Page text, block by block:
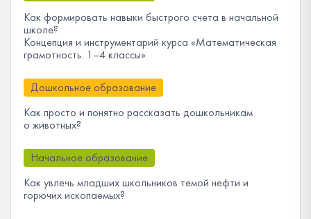
Как формировать навыки быстрого счета в начальной
школе?
Концепция и инструментарий курса «Математическая
грамотность. 1–4 классы»
Дошкольное образование
Как просто и понятно рассказать дошкольникам
о животных?
Начальное образование
Как увлечь младших школьников темой нефти и
горючих ископаемых?